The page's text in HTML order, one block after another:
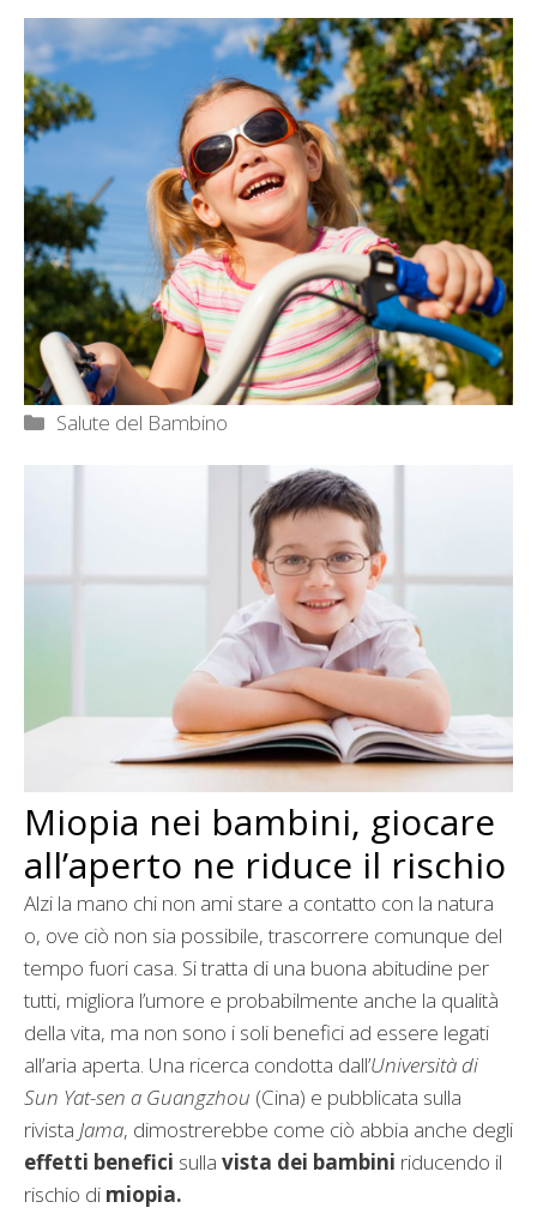
Categorie
Salute del Bambino
Miopia nei bambini, giocare
all’aperto ne riduce il rischio
Alzi la mano chi non ami stare a contatto con la natura
o, ove ciò non sia possibile, trascorrere comunque del
tempo fuori casa. Si tratta di una buona abitudine per
tutti, migliora l’umore e probabilmente anche la qualità
della vita, ma non sono i soli benefici ad essere legati
all’aria aperta. Una ricerca condotta dall’Università di
Sun Yat-sen a Guangzhou (Cina) e pubblicata sulla
rivista Jama, dimostrerebbe come ciò abbia anche degli
effetti benefici sulla vista dei bambini riducendo il
rischio di miopia.